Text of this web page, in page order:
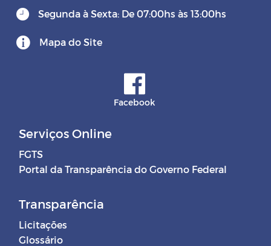
Segunda à Sexta: De 07:00hs às 13:00hs
Mapa do Site
Facebook
Serviços Online
FGTS
Portal da Transparência do Governo Federal
Transparência
Licitações
Glossário